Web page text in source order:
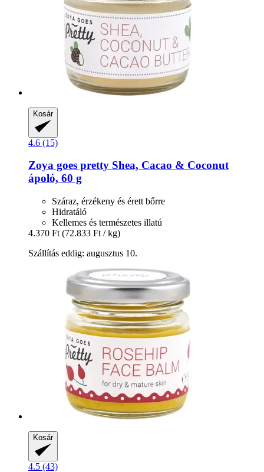
Kosár
4.6 (15)
Zoya goes pretty Shea, Cacao & Coconut
ápoló, 60 g
Száraz, érzékeny és érett bőrre
Hidratáló
Kellemes és természetes illatú
4.370 Ft (72.833 Ft / kg)
Szállítás eddig: augusztus 10.
Kosár
4.5 (43)